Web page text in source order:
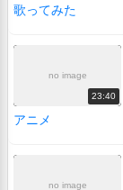
歌ってみた
no image
23:40
アニメ
no image